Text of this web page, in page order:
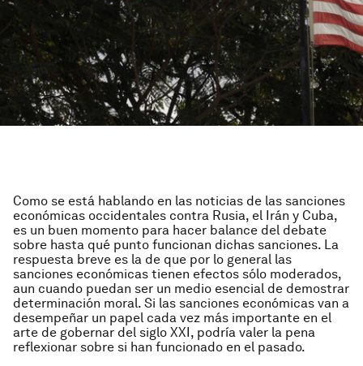
Como se está hablando en las noticias de las sanciones
económicas occidentales contra Rusia, el Irán y Cuba,
es un buen momento para hacer balance del debate
sobre hasta qué punto funcionan dichas sanciones. La
respuesta breve es la de que por lo general las
sanciones económicas tienen efectos sólo moderados,
aun cuando puedan ser un medio esencial de demostrar
determinación moral. Si las sanciones económicas van a
desempeñar un papel cada vez más importante en el
arte de gobernar del siglo XXI, podría valer la pena
reflexionar sobre si han funcionado en el pasado.